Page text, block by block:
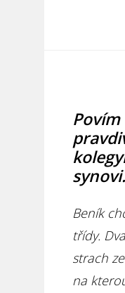
synovi.
Beník
třídy.
strach
na